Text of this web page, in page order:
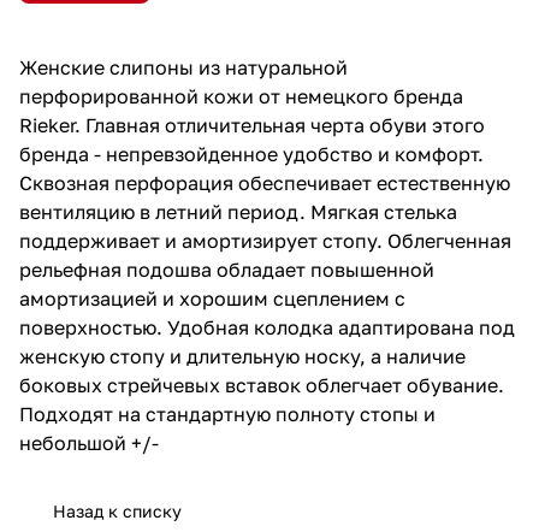
амортизацией и хорошим
сцеплением с поверхностью.
Удобная колодка адаптирована
длительную носку, а наличие
боковых стрейчевых вставок
облегчает обувание. Подходят
на стандартную полноту стопы и
небольшой +/-
Женские слипоны из натуральной
перфорированной кожи от немецкого бренда
Rieker. Главная отличительная черта обуви этого
бренда - непревзойденное удобство и комфорт.
Сквозная перфорация обеспечивает естественную
вентиляцию в летний период. Мягкая стелька
поддерживает и амортизирует стопу. Облегченная
рельефная подошва обладает повышенной
амортизацией и хорошим сцеплением с
поверхностью. Удобная колодка адаптирована под
женскую стопу и длительную носку, а наличие
боковых стрейчевых вставок облегчает обувание.
Подходят на стандартную полноту стопы и
небольшой +/-
Назад к списку